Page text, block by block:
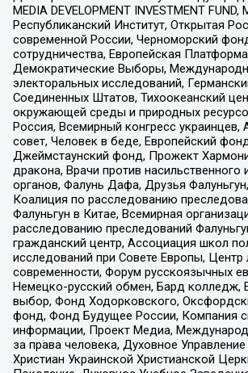
MEDIA DEVELOPMENT INVESTMENT
Республиканский Институт, Открытая
современной России, Черноморский
сотрудничества, Европейская
Демократические Выборы,
электоральных исследований,
Соединенных Штатов, Тихоокеанский
окружающей среды и природных
Россия, Всемирный конгресс украинцев,
совет, Человек в беде, Европейский
Джеймстаунский фонд, Прожект
дракона, Врачи против насильственного
органов, Фалунь Дафа, Друзья
Коалиция по расследованию
Фалуньгун в Китае, Всемирная
расследованию преследований
гражданский центр, Ассоциация школ
исследований при Совете Европы, Центр
современности, Форум русскоязычных
Немецко-русский обмен, Бард колледж,
выбор, Фонд Ходорковского,
фонд, Фонд Будущее России, Компания
информации, Проект Медиа,
за права человека, Духовное Управление
Христиан Украинской Христианской